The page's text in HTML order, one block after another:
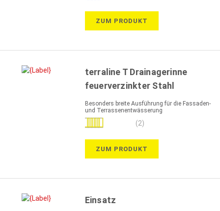
ZUM PRODUKT
terraline T Drainagerinne
feuerverzinkter Stahl
Besonders breite Ausführung für die Fassaden-
und Terrassenentwässerung
Bewertung:
(2)
ZUM PRODUKT
Einsatz